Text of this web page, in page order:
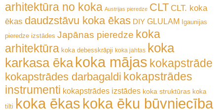
arhitektūra no koka Austrijas pieredze CLT CLT. koka
ēkas daudzstāvu koka ēkas DIY GLULAM Igaunijas
pieredze izstādes Japānas pieredze koka
arhitektūra koka debesskrāpji koka jahtas koka
karkasa ēka koka mājas kokapstrāde
kokapstrādes darbagaldi kokapstrādes
instrumenti kokapstrādes izstādes koka struktūras koka
tilti koka ēkas koka ēku būvniecība